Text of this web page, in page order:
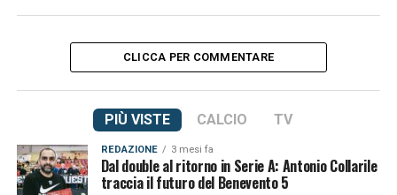
CLICCA PER COMMENTARE
PIÙ VISTE CALCIO TV
REDAZIONE 3 mesi fa
Dal double al ritorno in Serie A: Antonio Collarile
traccia il futuro del Benevento 5